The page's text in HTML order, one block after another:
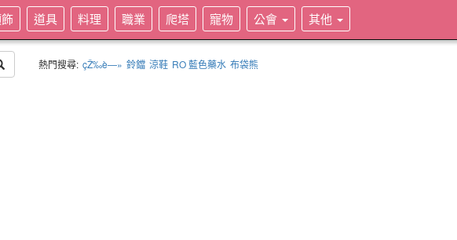
道具 料理 職業 爬塔 寵物 公會 其他
熱門搜尋: çŽ‰è—» 鈴鐺 涼鞋 RO 藍色藥水 布袋熊